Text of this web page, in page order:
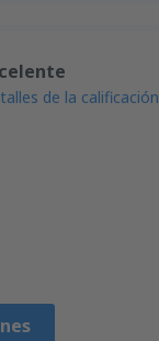
de la calificación